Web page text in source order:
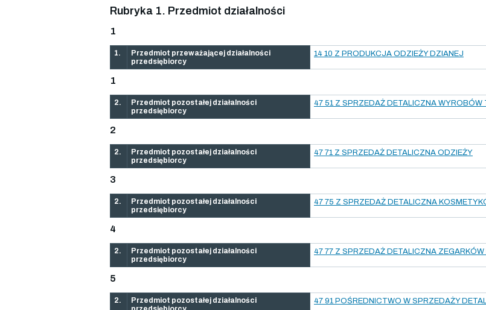
Rubryka 1. Przedmiot działalności
1
1.
Przedmiot przeważającej działalności
przedsiębiorcy
14 10 Z PRODUKCJA ODZIEŻY DZIANEJ
1
2.
Przedmiot pozostałej działalności
przedsiębiorcy
47 51 Z SPRZEDAŻ DETALICZNA WYROBÓW
2
2.
Przedmiot pozostałej działalności
przedsiębiorcy
47 71 Z SPRZEDAŻ DETALICZNA ODZIEŻY
3
2.
Przedmiot pozostałej działalności
przedsiębiorcy
47 75 Z SPRZEDAŻ DETALICZNA
4
2.
Przedmiot pozostałej działalności
przedsiębiorcy
47 77 Z SPRZEDAŻ DETALICZNA ZEGARKÓW
5
2.
Przedmiot pozostałej działalności
47 91 POŚREDNICTWO W SPRZEDAŻY